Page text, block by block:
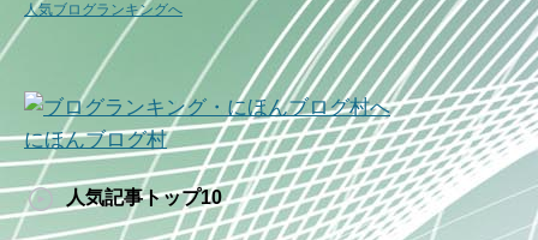
人気ブログランキングへ
にほんブログ村
人気記事トップ10